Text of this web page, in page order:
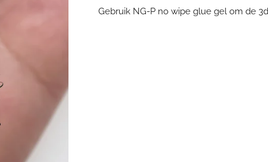
Gebruik NG-P no wipe glue gel om de